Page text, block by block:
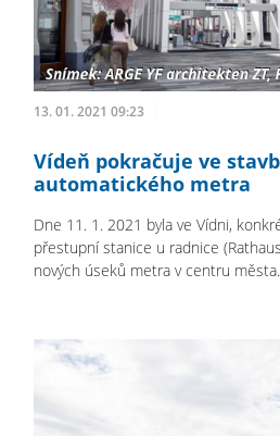
13. 01. 2021 09:23
Vídeň pokračuje ve
automatického metra
Dne 11. 1. 2021 byla ve Vídni,
přestupní stanice u radnice
nových úseků metra v centru města.